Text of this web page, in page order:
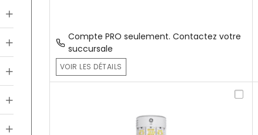
Compte PRO seulement. Contactez votre
succursale
VOIR LES DÉTAILS